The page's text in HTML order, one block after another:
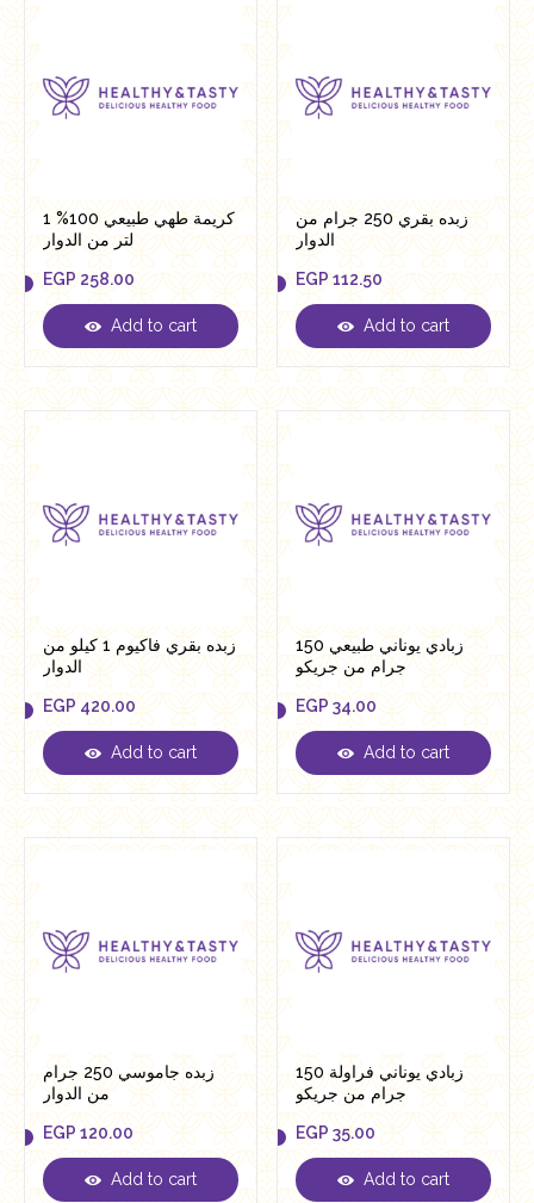
كريمة طهي طبيعي 100% 1
لتر من الدوار
EGP 258.00
EGP258.00
Add to cart
زبده بقري 250 جرام من
الدوار
EGP 112.50
EGP112.50
Add to cart
زبده بقري فاكيوم 1 كيلو من
الدوار
EGP 420.00
EGP 420.00
Add to cart
زبادي يوناني طبيعي 150
جرام من جريكو
EGP 34.00
EGP 34.00
Add to cart
زبده جاموسي 250 جرام
من الدوار
EGP 120.00
EGP 120.00
Add to cart
زبادي يوناني فراولة 150
جرام من جريكو
EGP 35.00
EGP 35.00
Add to cart